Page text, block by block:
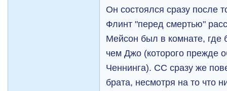
Он состоялся сразу после
Флинт "перед смертью"
Мейсон был в комнате, где
чем Джо (которого прежде
Ченнинга). СС сразу же
брата, несмотря на то что